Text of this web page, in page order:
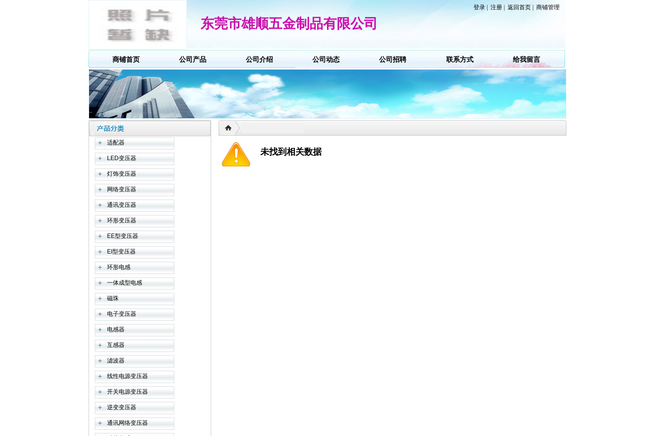
登录 注册 返回首页 商铺管理
东莞市雄顺五金制品有限公司
商铺首页 公司产品 公司介绍 公司动态 公司招聘 联系方式 给我留言
适配器
LED变压器
灯饰变压器
网络变压器
通讯变压器
环形变压器
EE型变压器
EI型变压器
环形电感
一体成型电感
磁珠
电子变压器
电感器
互感器
滤波器
线性电源变压器
开关电源变压器
逆变变压器
通讯网络变压器
未找到相关数据